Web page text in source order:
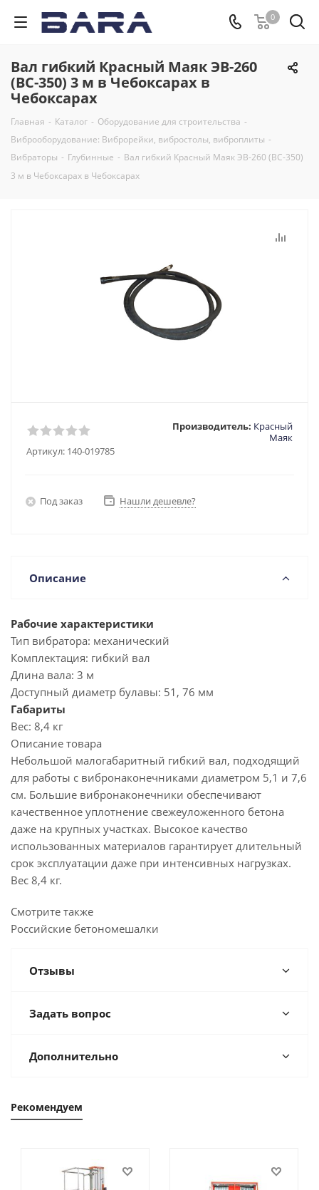
0
Вал гибкий Красный Маяк ЭВ-260
(ВС-350) 3 м в Чебоксарах в
Чебоксарах
Главная - Каталог - Оборудование для строительства -
Виброоборудование: Виброрейки, вибростолы, виброплиты -
Вибраторы - Глубинные - Вал гибкий Красный Маяк ЭВ-260 (ВС-350)
3 м в Чебоксарах в Чебоксарах
Артикул: 140-019785
Производитель: Красный
Маяк
Под заказ Нашли дешевле?
Описание
Рабочие характеристики
Тип вибратора: механический
Комплектация: гибкий вал
Длина вала: 3 м
Доступный диаметр булавы: 51, 76 мм
Габариты
Вес: 8,4 кг
Описание товара
Небольшой малогабаритный гибкий вал, подходящий
для работы с вибронаконечниками диаметром 5,1 и 7,6
см. Большие вибронаконечники обеспечивают
качественное уплотнение свежеуложенного бетона
даже на крупных участках. Высокое качество
использованных материалов гарантирует длительный
срок эксплуатации даже при интенсивных нагрузках.
Вес 8,4 кг.
Смотрите также
Российские бетономешалки
Отзывы
Задать вопрос
Дополнительно
Рекомендуем